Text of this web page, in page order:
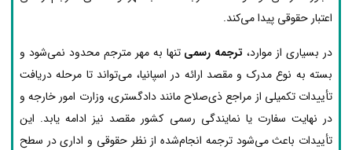
اعتبار حقوقی پیدا می‌کند.
در بسیاری از موارد، ترجمه رسمی تنها به مهر مترجم محدود نمی‌شود و
بسته به نوع مدرک و مقصد ارائه در اسپانیا، می‌تواند تا مرحله دریافت
تأییدات تکمیلی از مراجع ذی‌صلاح مانند دادگستری، وزارت امور خارجه و
در نهایت سفارت یا نمایندگی رسمی کشور مقصد نیز ادامه یابد. این
تأییدات باعث می‌شود ترجمه انجام‌شده از نظر حقوقی و اداری در سطح